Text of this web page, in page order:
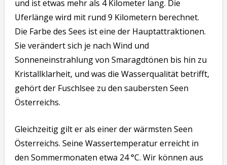
und ist etwas mehr als 4 Kilometer lang. Die
Uferlänge wird mit rund 9 Kilometern berechnet.
Die Farbe des Sees ist eine der Hauptattraktionen.
Sie verändert sich je nach Wind und
Sonneneinstrahlung von Smaragdtönen bis hin zu
Kristallklarheit, und was die Wasserqualität betrifft,
gehört der Fuschlsee zu den saubersten Seen
Österreichs.
Gleichzeitig gilt er als einer der wärmsten Seen
Österreichs. Seine Wassertemperatur erreicht in
den Sommermonaten etwa 24 °C. Wir können aus